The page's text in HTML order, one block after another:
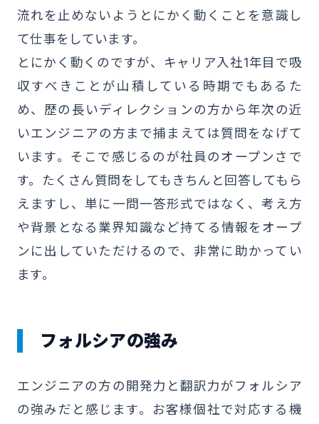
流れを止めないようとにかく動くことを意識し
て仕事をしています。
とにかく動くのですが、キャリア入社1年目で吸
収すべきことが山積している時期でもあるた
め、歴の長いディレクションの方から年次の近
いエンジニアの方まで捕まえては質問をなげて
います。そこで感じるのが社員のオープンさで
す。たくさん質問をしてもきちんと回答してもら
えますし、単に一問一答形式ではなく、考え方
や背景となる業界知識など持てる情報をオープ
ンに出していただけるので、非常に助かってい
ます。
フォルシアの強み
エンジニアの方の開発力と翻訳力がフォルシア
の強みだと感じます。お客様個社で対応する機